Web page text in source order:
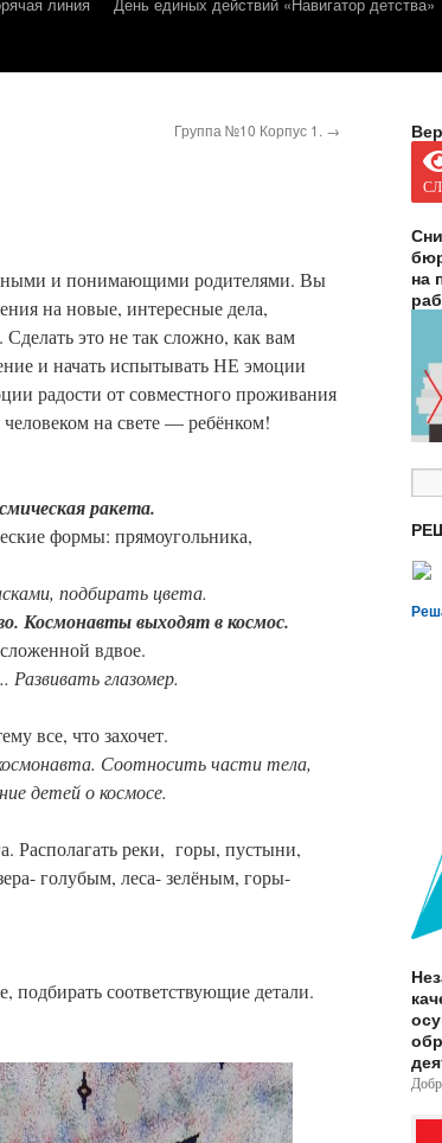
Группа №10 Корпус 1. →
и понимающими родителями. Вы
на новые, интересные дела,
это не так сложно, как вам
и начать испытывать НЕ эмоции
радости от совместного проживания
на свете — ребёнком!
ракета.
формы: прямоугольника,
подбирать цвета.
Космонавты выходят в космос.
вдвое.
глазомер.
все, что захочет.
Соотносить части тела,
детей о космосе.
Располагать реки, горы, пустыни,
голубым, леса- зелёным, горы-
подбирать соответствующие детали.
на